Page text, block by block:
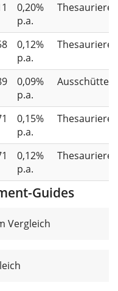
0,20%
p.a.
0,12%
p.a.
0,09%
p.a.
0,15%
p.a.
0,12%
p.a.
Guides
Vergleich